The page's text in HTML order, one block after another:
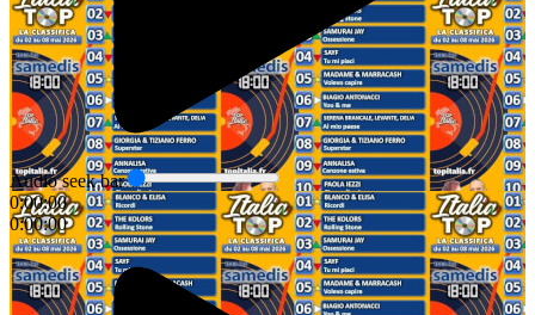
Audio seek bar
0:00:00
0:00:00